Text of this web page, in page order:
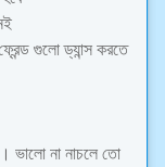
গুলো ড্যান্স করতে
ভালো না নাচলে তো